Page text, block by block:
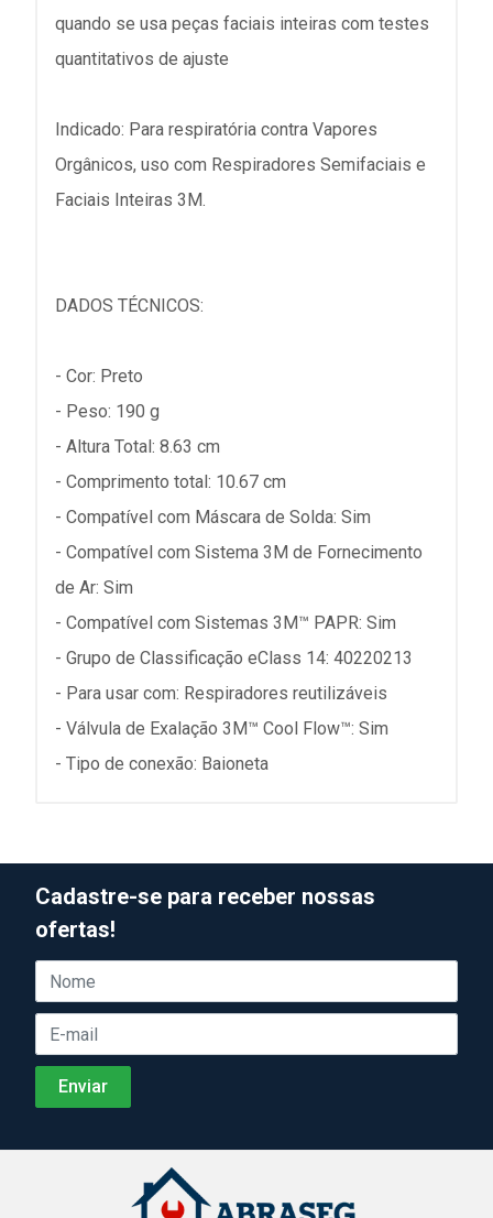
quando se usa peças faciais inteiras com testes
quantitativos de ajuste
Indicado: Para respiratória contra Vapores
Orgânicos, uso com Respiradores Semifaciais e
Faciais Inteiras 3M.
DADOS TÉCNICOS:
- Cor: Preto
- Peso: 190 g
- Altura Total: 8.63 cm
- Comprimento total: 10.67 cm
- Compatível com Máscara de Solda: Sim
- Compatível com Sistema 3M de Fornecimento
de Ar: Sim
- Compatível com Sistemas 3M™ PAPR: Sim
- Grupo de Classificação eClass 14: 40220213
- Para usar com: Respiradores reutilizáveis
- Válvula de Exalação 3M™ Cool Flow™: Sim
- Tipo de conexão: Baioneta
Cadastre-se para receber nossas
ofertas!